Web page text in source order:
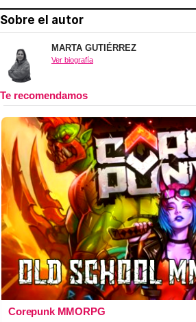
Sobre el autor
MARTA GUTIÉRREZ
Ver biografía
Corepunk MMORPG